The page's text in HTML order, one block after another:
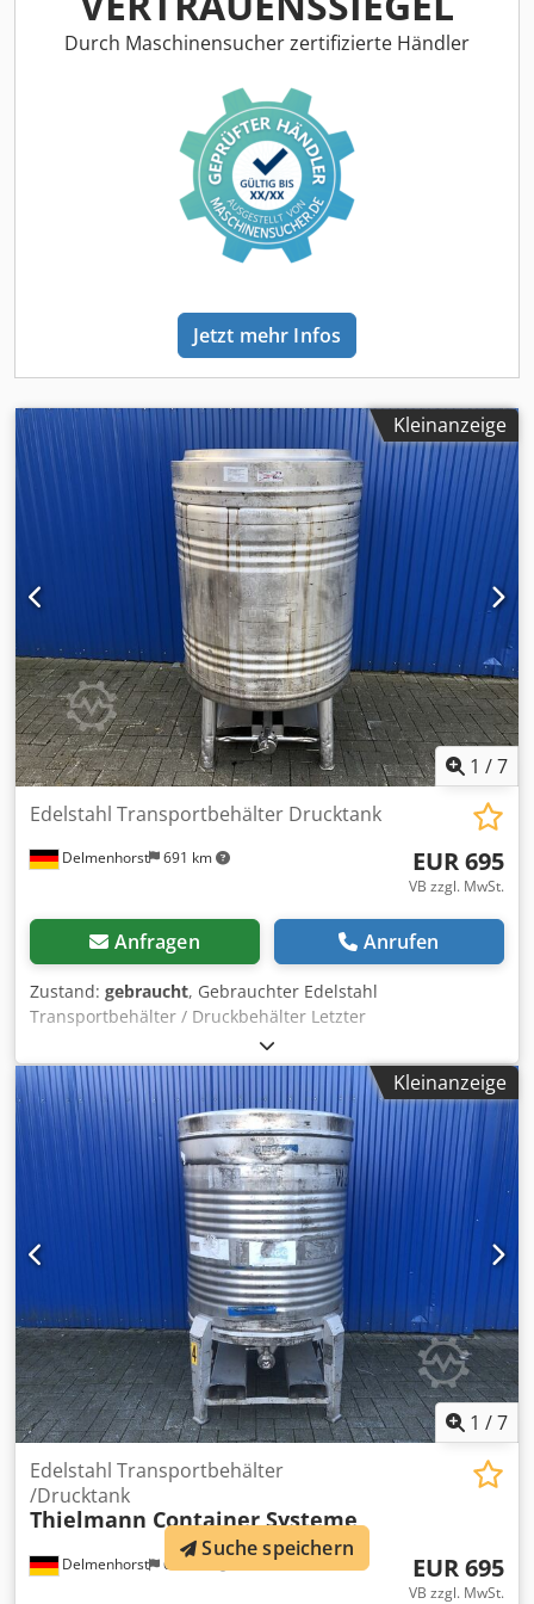
Durch Maschinensucher zertifizierte Händler
Jetzt mehr Infos
Kleinanzeige
1 /7
Delmenhorst 691 km
Edelstahl Transportbehälter Drucktank
EUR 695
VB zzgl. MwSt.
Anfragen Anrufen
Zustand: gebraucht, Gebrauchter Edelstahl
Transportbehälter / Druckbehälter Letzter
Verwendungszweck: Lebensmittel Artikelnummer: 10289
Volumen: 900L Chedpfx Asza Duqjikja Type: Stehend auf
vier Füßen mit Staplertunnel Material (medienberührt):
1.4301 / AISI304 Ausführung: Einwandig Boden: Gewölbt
Oberboden: Gewölbt Betriebsdruck lt. Typenschild: -0,15 /
+1,0 Bar Abmessung Behälter: Behälterdurchmesser:
1000mm Zyl. Höhe: 850mm Abstand Abfluss zu Boden:
180mm Gesamthöhe: 1670mm Materialien: Innen: 1.4301 /
AISI 304 Außen: 1.4301 / AISI 304 Einrichtungen:
Typenschild: Teilweise, einige Behälter ohne Domdeckel Ø
400mm Durchmesser Auslauf: 50mm Auslauf Type: DN50
DIN11851 Auslaufventil: Scheibenventil
Kleinanzeige
1 /7
Delmenhorst 691 km
Edelstahl Transportbehälter
/Drucktank
Thielmann Container Systeme
EUR 695
VB zzgl. MwSt.
Suche speichern